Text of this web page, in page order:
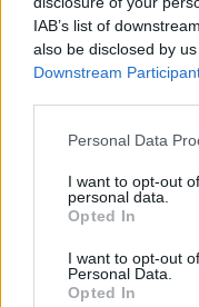
IAB’s list of
also be disclosed by
Downstream
Personal Data
I want to opt-out
personal data.
Opted In
I want to opt-out
Personal Data.
Opted In
Kard. Ryś